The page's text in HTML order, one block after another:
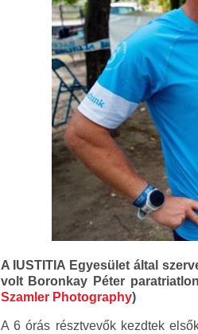
A IUSTITIA Egyesület által
volt Boronkay Péter
Szamler Photography)
A 6 órás résztvevők kezdtek